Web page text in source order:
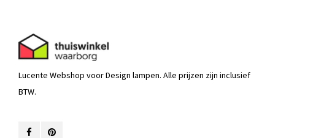
Lucente Webshop voor Design lampen. Alle prijzen zijn inclusief
BTW.